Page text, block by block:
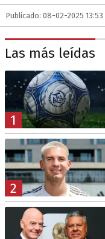
Publicado: 08-02-2025 13:53
Las más leídas
1
2